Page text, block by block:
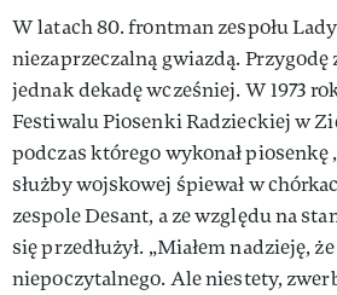
W latach 80. frontman zespołu Lady
niezaprzeczalną gwiazdą. Przygodę
jednak dekadę wcześniej. W 1973
Festiwalu Piosenki Radzieckiej w
podczas którego wykonał piosenkę
służby wojskowej śpiewał w
zespole Desant, a ze względu na
się przedłużył. „Miałem nadzieję,
niepoczytalnego. Ale niestety,